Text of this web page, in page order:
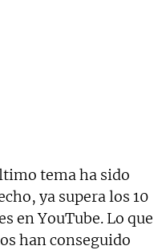
tema ha sido
ya supera los 10
en YouTube. Lo que
han conseguido